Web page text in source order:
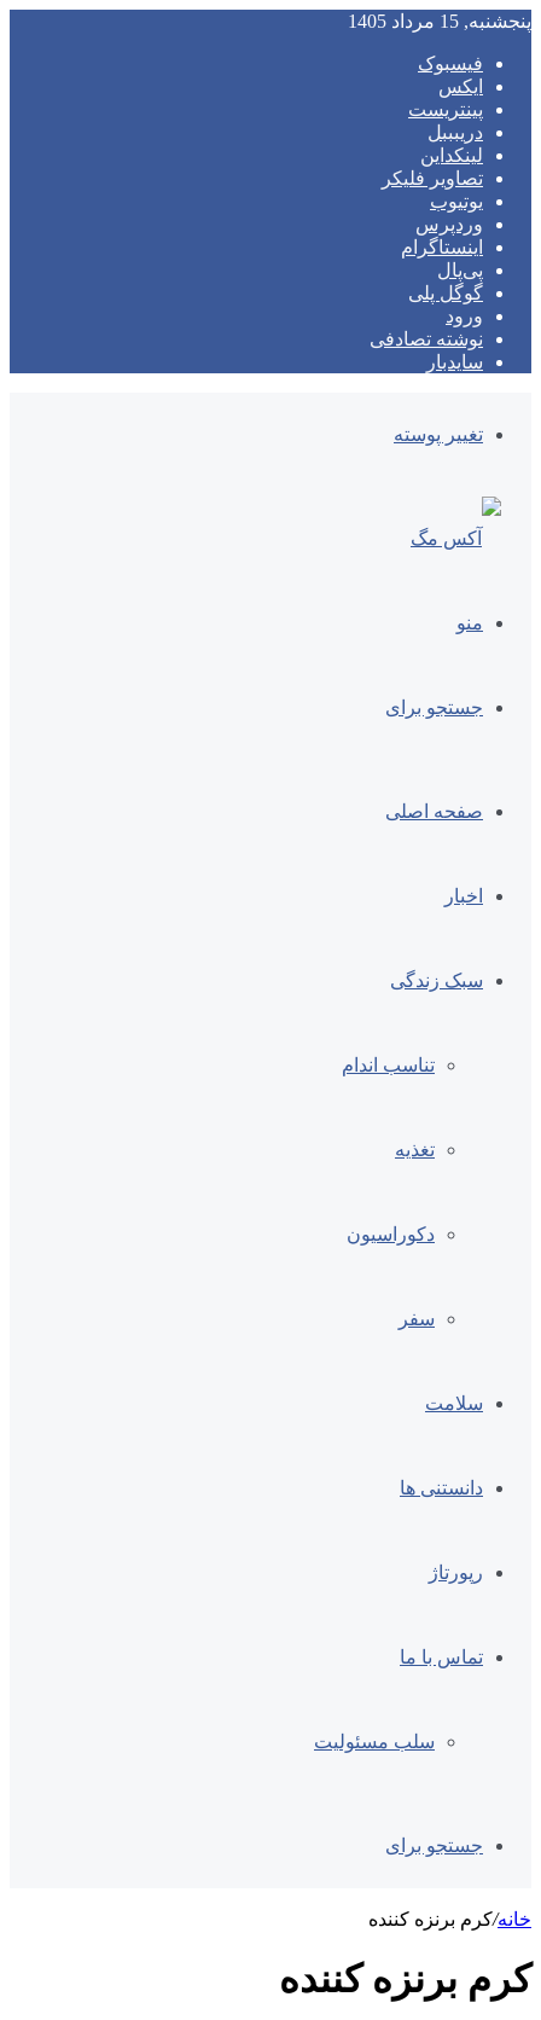
پنجشنبه, 15 مرداد 1405
فیسبوک
ایکس
پینتریست
دریبببل
لینکداین
تصاویر فلیکر
یوتیوب
وردپرس
اینستاگرام
پی‌پال
گوگل پلی
ورود
نوشته تصادفی
سایدبار
تغییر پوسته
منو
جستجو برای
صفحه اصلی
اخبار
سبک زندگی
تناسب اندام
تغذیه
دکوراسیون
سفر
سلامت
دانستنی ها
رپورتاژ
تماس با ما
سلب مسئولیت
جستجو برای
خانه/کرم برنزه کننده
کرم برنزه کننده